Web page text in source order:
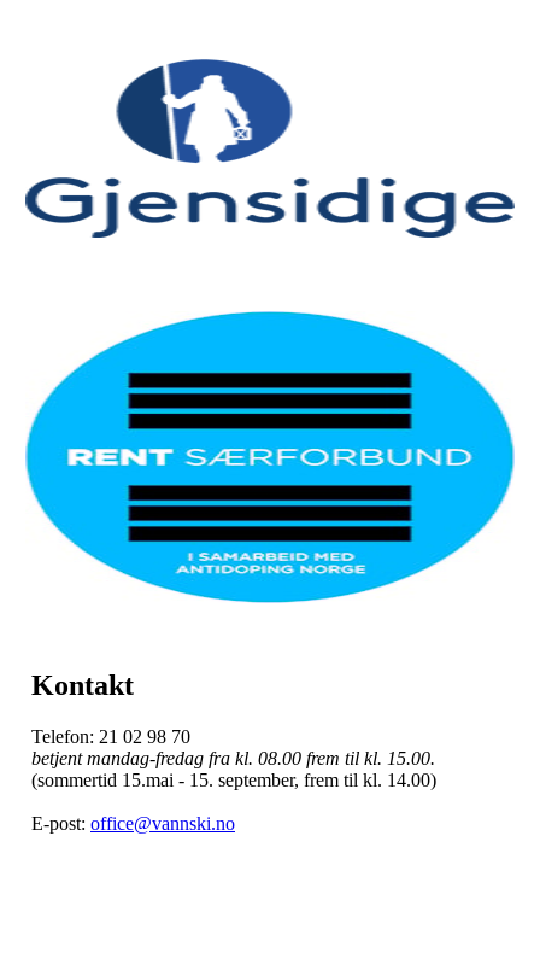
Kontakt
Telefon: 21 02 98 70
betjent mandag-fredag fra kl. 08.00 frem til kl. 15.00.
(sommertid 15.mai - 15. september, frem til kl. 14.00)
E-post: office@vannski.no